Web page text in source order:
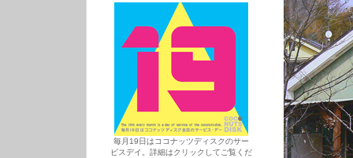
毎月19日はココナッツディスクのサー
ビスデイ。詳細はクリックしてご覧くだ